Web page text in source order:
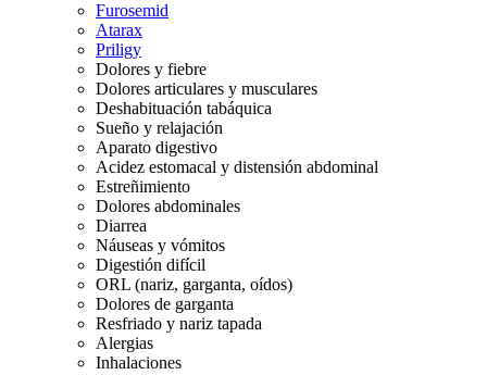
Furosemid
Atarax
Priligy
Dolores y fiebre
Dolores articulares y musculares
Deshabituación tabáquica
Sueño y relajación
Aparato digestivo
Acidez estomacal y distensión abdominal
Estreñimiento
Dolores abdominales
Diarrea
Náuseas y vómitos
Digestión difícil
ORL (nariz, garganta, oídos)
Dolores de garganta
Resfriado y nariz tapada
Alergias
Inhalaciones